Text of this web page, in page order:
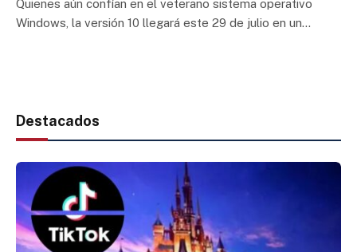
Quienes aún confían en el veterano sistema operativo
Windows, la versión 10 llegará este 29 de julio en un…
Destacados